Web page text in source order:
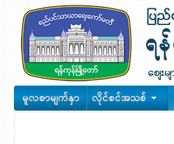
မူလစာမျက်နှာ လိုင်စင်အသစ်